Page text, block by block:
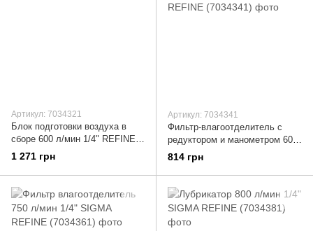
Артикул: 7034321
Блок подготовки воздуха в
сборе 600 л/мин 1/4" REFINE
(7034321)
1 271 грн
Артикул: 7034341
Фильтр-влагоотделитель с
редуктором и манометром 600
л/мин 1/4" SIGMA REFINE
(7034341)
814 грн